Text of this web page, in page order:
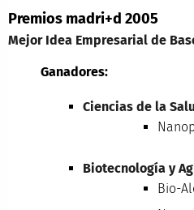
Premios madri+d 2005
Mejor Idea Empresarial de
Ganadores:
Ciencias de la
Biotecnología y
Bio-